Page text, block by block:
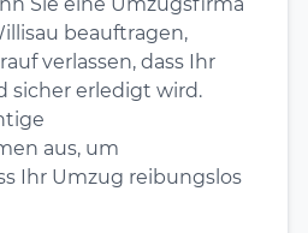
beauftragen,
verlassen, dass Ihr
sicher erledigt wird.
aus, um
Ihr Umzug reibungslos